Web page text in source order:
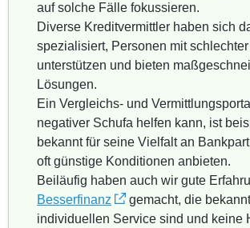
auf solche Fälle fokussieren.
Diverse Kreditvermittler haben sich
spezialisiert, Personen mit
unterstützen und bieten
Lösungen.
Ein Vergleichs- und
negativer Schufa helfen kann, ist
bekannt für seine Vielfalt an
oft günstige Konditionen anbieten.
Beiläufig haben auch wir gute
Besserfinanz
gemacht, die
individuellen Service sind und keine